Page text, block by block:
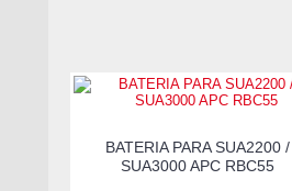
BATERIA PARA SUA2200 /
SUA3000 APC RBC55